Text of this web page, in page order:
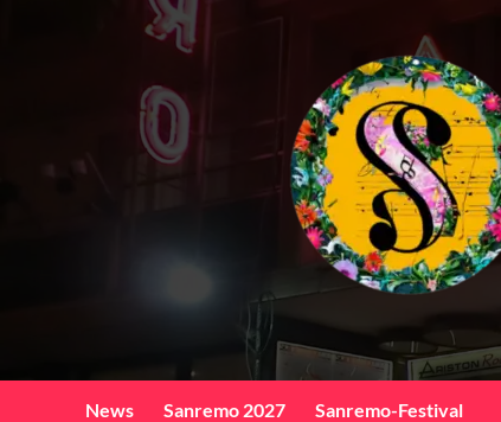
News Sanremo 2027 Sanremo-Festival